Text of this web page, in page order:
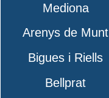
Mediona
Arenys de Munt
Bigues i Riells
Bellprat